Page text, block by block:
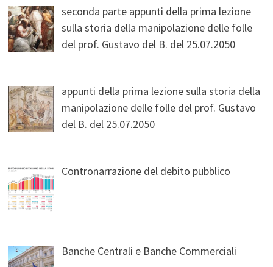
seconda parte appunti della prima lezione
sulla storia della manipolazione delle folle
del prof. Gustavo del B. del 25.07.2050
appunti della prima lezione sulla storia della
manipolazione delle folle del prof. Gustavo
del B. del 25.07.2050
Contronarrazione del debito pubblico
Banche Centrali e Banche Commerciali